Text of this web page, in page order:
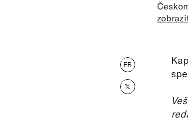
FB
𝕏